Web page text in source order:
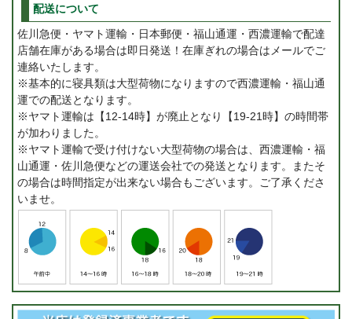
配送について
佐川急便・ヤマト運輸・日本郵便・福山通運・西濃運輸で配達
店舗在庫がある場合は即日発送！在庫ぎれの場合はメールでご
連絡いたします。
※基本的に寝具類は大型荷物になりますので西濃運輸・福山通
運での配送となります。
※ヤマト運輸は【12-14時】が廃止となり【19-21時】の時間帯
が加わりました。
※ヤマト運輸で受け付けない大型荷物の場合は、西濃運輸・福
山通運・佐川急便などの運送会社での発送となります。またそ
の場合は時間指定が出来ない場合もございます。ご了承くださ
いませ。